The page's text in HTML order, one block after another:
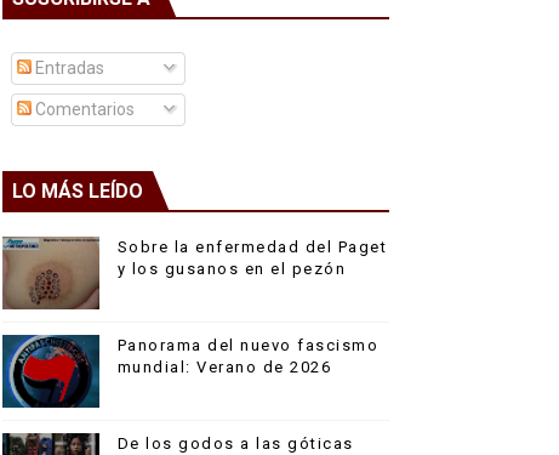
Entradas
Comentarios
LO MÁS LEÍDO
Sobre la enfermedad del Paget
y los gusanos en el pezón
Panorama del nuevo fascismo
mundial: Verano de 2026
De los godos a las góticas